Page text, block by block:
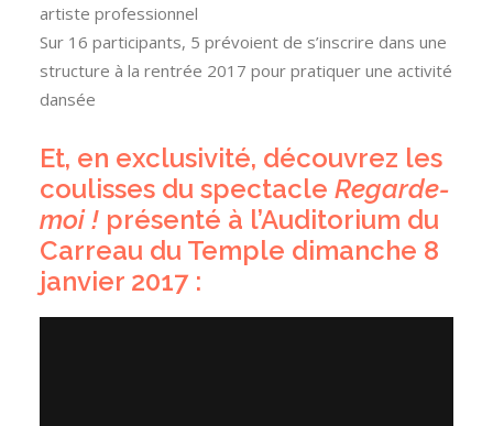
artiste professionnel
Sur 16 participants, 5 prévoient de s’inscrire dans une
structure à la rentrée 2017 pour pratiquer une activité
dansée
Et, en exclusivité, découvrez les
coulisses du spectacle Regarde-
moi ! présenté à l’Auditorium du
Carreau du Temple dimanche 8
janvier 2017 :